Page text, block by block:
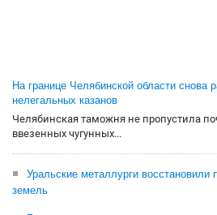
На границе Челябинской области снова
нелегальных казанов
Челябинская таможня не пропустила
ввезенных чугунных...
Уральские металлурги восстановили
земель